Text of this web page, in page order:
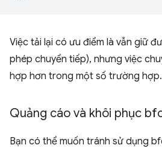
Việc tải lại có ưu điểm là vẫn giữ
phép chuyển tiếp), nhưng việc
hợp hơn trong một số trường hợp.
Quảng cáo và khôi phục
Bạn có thể muốn tránh sử dụng